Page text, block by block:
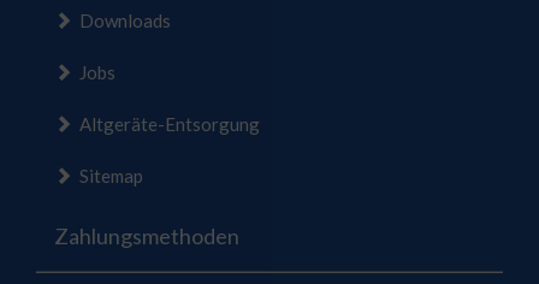
Downloads
Jobs
Altgeräte-Entsorgung
Sitemap
Zahlungsmethoden